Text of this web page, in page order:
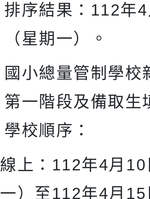
排序結果：112年
（星期一）。
國小總量管制學校
第一階段及備取生
學校順序：
線上：112年4月
一）至112年4月